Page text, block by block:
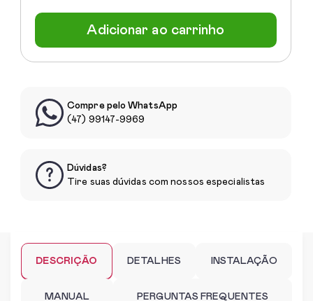
Adicionar ao carrinho
Compre pelo WhatsApp
(47) 99147-9969
Dúvidas?
Tire suas dúvidas com nossos especialistas
DESCRIÇÃO DETALHES INSTALAÇÃO
MANUAL PERGUNTAS FREQUENTES